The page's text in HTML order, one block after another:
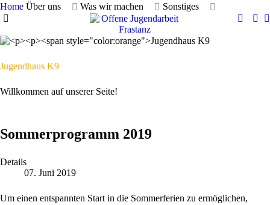
Home Über uns Was wir machen Sonstiges
Jugendhaus K9
Willkommen auf unserer Seite!
Sommerprogramm 2019
Details
07. Juni 2019
Um einen entspannten Start in die Sommerferien zu ermöglichen,